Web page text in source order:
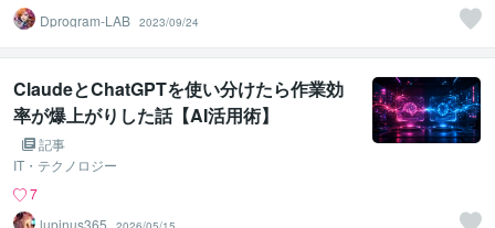
Dprogram‐LAB 2023/09/24
ClaudeとChatGPTを使い分けたら作業効
率が爆上がりした話【AI活用術】
記事
IT・テクノロジー
7
lupinus365